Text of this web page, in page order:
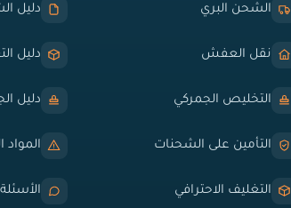
الشحن البري
نقل العفش
التخليص الجمركي
التأمين على الشحنات
التغليف الاحترافي
دليل
دليل
دليل